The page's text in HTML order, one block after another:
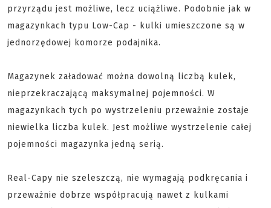
przyrządu jest możliwe, lecz uciążliwe. Podobnie jak w
magazynkach typu Low-Cap - kulki umieszczone są w
jednorzędowej komorze podajnika.
Magazynek załadować można dowolną liczbą kulek,
nieprzekraczającą maksymalnej pojemności. W
magazynkach tych po wystrzeleniu przeważnie zostaje
niewielka liczba kulek. Jest możliwe wystrzelenie całej
pojemności magazynka jedną serią.
Real-Capy nie szeleszczą, nie wymagają podkręcania i
przeważnie dobrze współpracują nawet z kulkami